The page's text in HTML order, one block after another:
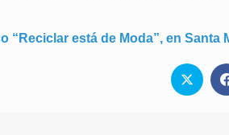
está de Moda”, en Santa